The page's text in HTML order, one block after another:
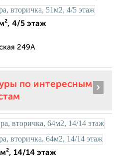
4/5 этаж
249А
по интересным ›
14/14 этаж